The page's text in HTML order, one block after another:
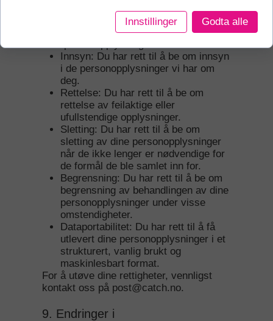
8. Dine rettigheter
Du har følgende rettigheter i forhold til
Innsyn: Du har rett til å be om innsyn
i de personopplysninger vi har om
deg.
Rettelse: Du har rett til å be om
rettelse av feilaktige eller
ufullstendige opplysninger.
Sletting: Du har rett til å be om
sletting av dine personopplysninger
når de ikke lenger er nødvendige for
de formål de ble samlet inn for.
Begrensning: Du har rett til å be om
begrensning av behandlingen av dine
personopplysninger under visse
omstendigheter.
Dataportabilitet: Du har rett til å få
utlevert dine personopplysninger i et
strukturert, vanlig brukt og
maskinlesbart format.
For å utøve dine rettigheter, vennligst
kontakt oss på post@catch.no.
9. Endringer i
Innstillinger Godta alle